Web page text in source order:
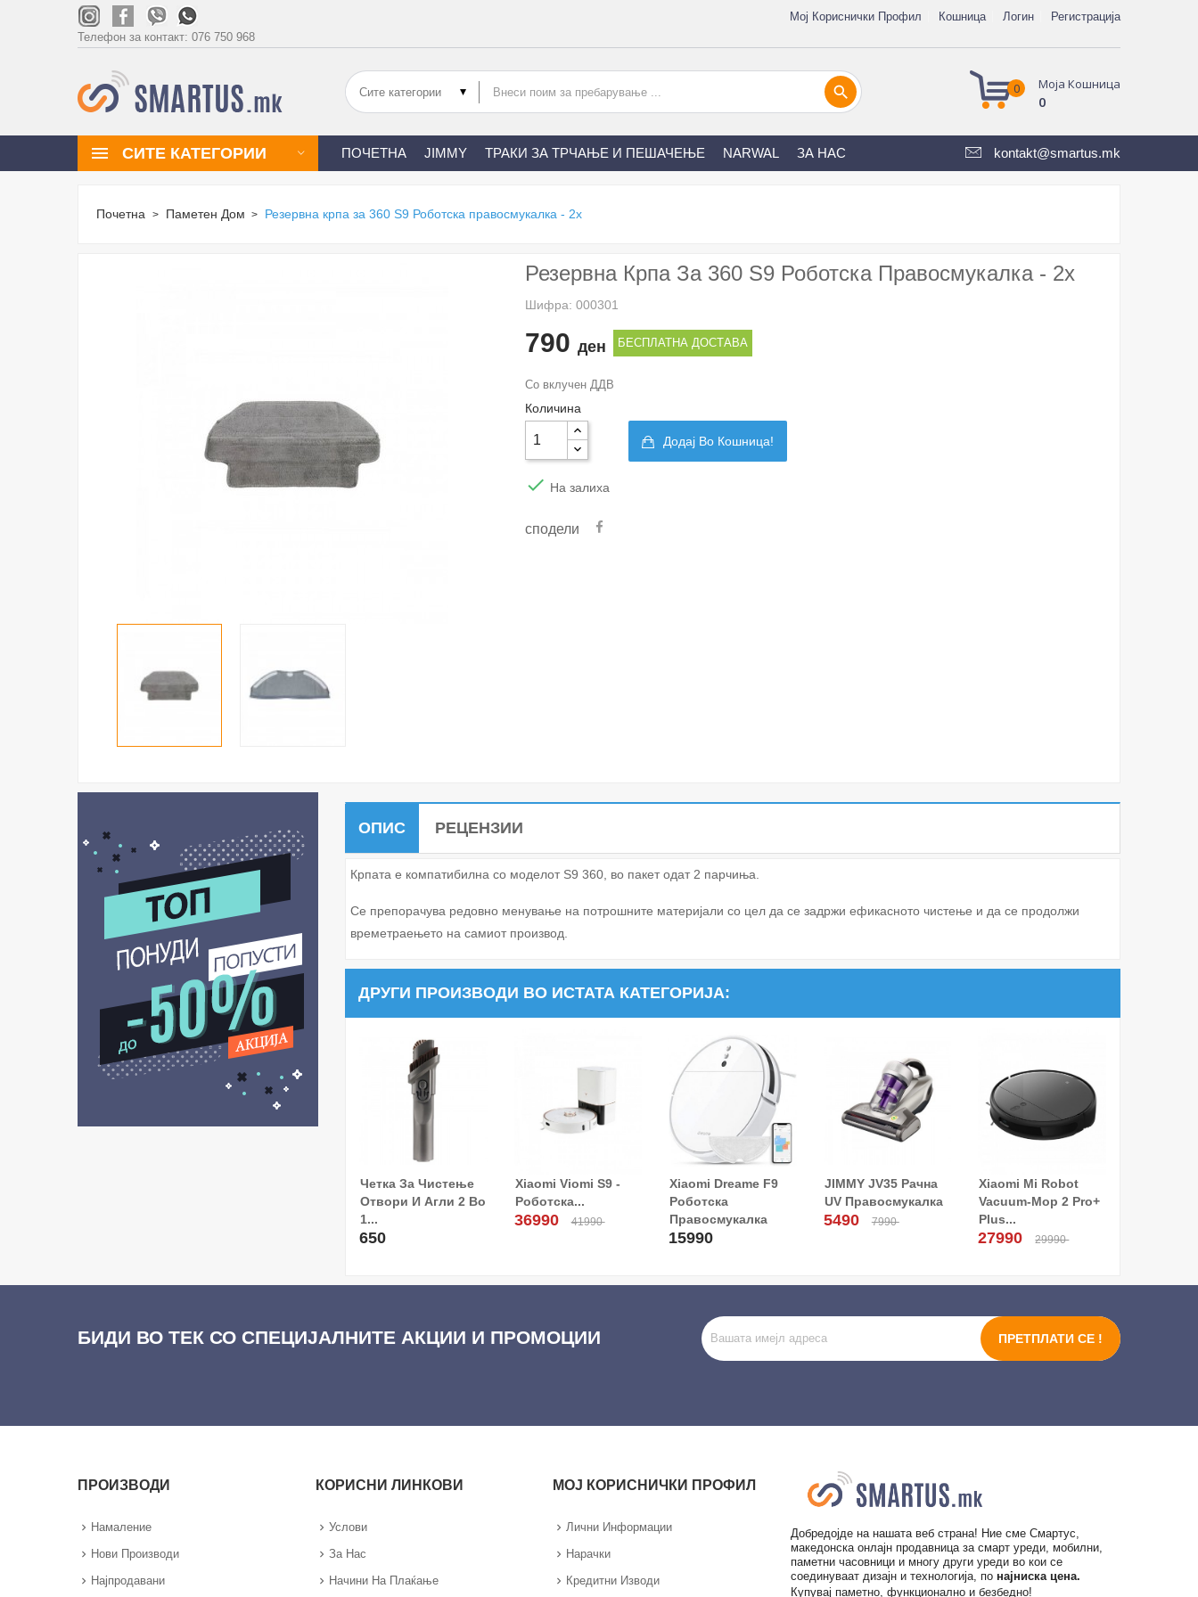
Мој Кориснички Профил Кошница Логин
Регистрација
Телефон за контакт: 076 750 968
Моја Кошница
0
0
search
kontakt@smartus.mk
СИТЕ КАТЕГОРИИ ПОЧЕТНА JIMMY ТРАКИ ЗА ТРЧАЊЕ И ПЕШАЧЕЊЕ NARWAL ЗА НАС
Почетна Паметен Дом Резервна крпа за 360 S9 Роботска правосмукалка - 2x
Резервна Крпа За 360 S9 Роботска Правосмукалка - 2x
Шифра: 000301
790 ден БЕСПЛАТНА ДОСТАВА
Со вклучен ДДВ
Количина
Додај Во Кошница!
 На залиха
сподели
ОПИС РЕЦЕНЗИИ
Крпата е компатибилна со моделот S9 360, во пакет одат 2 парчиња.
Се препорачува редовно менување на потрошните материјали со цел да се задржи ефикасното чистење и да се продолжи
времетраењето на самиот производ.
ДРУГИ ПРОИЗВОДИ ВО ИСТАТА КАТЕГОРИЈА:
Четка За Чистење
Отвори И Агли 2 Во
1...
650
Додај Во Кошница!
Xiaomi Viomi S9 -
Роботска...
36990 41990
Xiaomi Dreame F9
Роботска
Правосмукалка
15990
JIMMY JV35 Рачна
UV Правосмукалка
5490 7990
Додај Во Кошница!
Xiaomi Mi Robot
Vacuum-Mop 2 Pro+
Plus...
27990 29990
БИДИ ВО ТЕК СО СПЕЦИЈАЛНИТЕ АКЦИИ И ПРОМОЦИИ ПРЕТПЛАТИ СЕ !
ПРОИЗВОДИ
Намаление
Нови Производи
Најпродавани
КОРИСНИ ЛИНКОВИ
Услови
За Нас
Начини На Плаќање
МОЈ КОРИСНИЧКИ ПРОФИЛ
Лични Информации
Нарачки
Кредитни Изводи
Добредојде на нашата веб страна! Ние сме Смартус,
македонска онлајн продавница за смарт уреди, мобилни,
паметни часовници и многу други уреди во кои се
соединуваат дизајн и технологија, по најниска цена.
Купувај паметно, функционално и безбедно!